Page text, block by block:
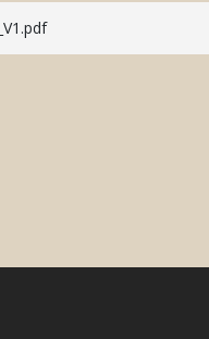
Automatic Color System